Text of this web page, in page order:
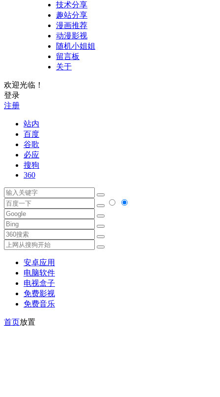
技术分享
趣站分享
漫画推荐
动漫影视
随机小姐姐
留言板
关于
欢迎光临！
登录
注册
站内
百度
谷歌
必应
搜狗
360
安卓应用
电脑软件
电视盒子
免费影视
免费音乐
首页放置